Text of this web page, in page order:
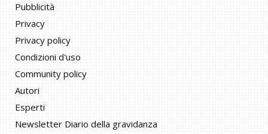
Pubblicità
Privacy
Privacy policy
Condizioni d'uso
Community policy
Autori
Esperti
Newsletter Diario della gravidanza